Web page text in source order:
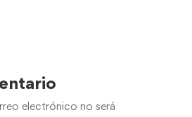
electrónico no será